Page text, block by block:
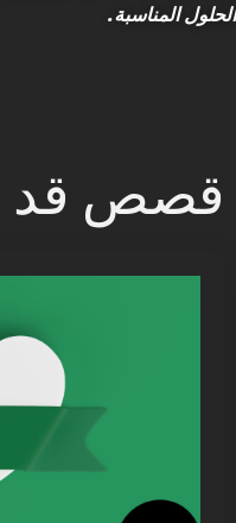
الحلول المناسبة.
قصص قد